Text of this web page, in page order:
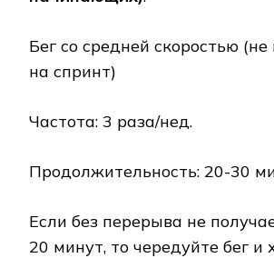
Бег со средней скоростью
на спринт)
Частота: 3 раза/нед.
Продолжительность: 20-30
Если без перерыва не
20 минут, то чередуйте бег и